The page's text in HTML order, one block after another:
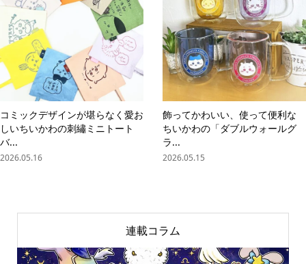
コミックデザインが堪らなく愛お
しいちいかわの刺繡ミニトート
バ...
2026.05.16
飾ってかわいい、使って便利な
ちいかわの「ダブルウォールグ
ラ...
2026.05.15
連載コラム